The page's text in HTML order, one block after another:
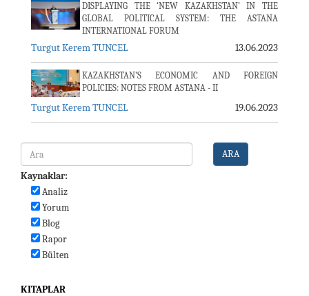
DISPLAYING THE ‘NEW KAZAKHSTAN’ IN THE
GLOBAL POLITICAL SYSTEM: THE ASTANA
INTERNATIONAL FORUM
Turgut Kerem TUNCEL 13.06.2023
KAZAKHSTAN’S ECONOMIC AND FOREIGN
POLICIES: NOTES FROM ASTANA - II
Turgut Kerem TUNCEL 19.06.2023
ARA
Kaynaklar:
Analiz
Yorum
Blog
Rapor
Bülten
KITAPLAR